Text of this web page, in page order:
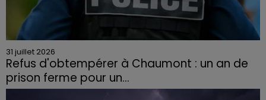
31 juillet 2026
Refus d'obtempérer à Chaumont : un an de
prison ferme pour un...
Le tribunal a également prononcé l'annulation de son